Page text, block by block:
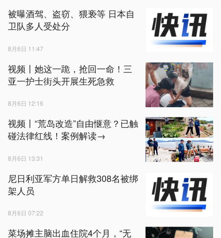
被曝酒驾、盗窃、猥亵等 日本自
卫队多人受处分
8月6日 11:47
视频丨她这一跪，抢回一命！三
亚一护士街头开展生死急救
8月6日 12:16
视频丨“荒岛改造”自由惬意？已触
碰法律红线！案例解读→
8月6日 13:31
尼日利亚军方单日解救308名被绑
架人员
8月6日 07:22
菜场摊主脑出血住院4个月，“无